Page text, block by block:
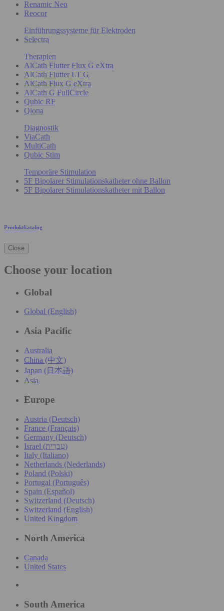
Renamic Neo
Reocor
Einführungssysteme für Elektroden
Selectra
Therapien
AlCath Flutter Flux G eXtra
AlCath Flutter LT G
AlCath Flux G eXtra
AlCath G FullCircle
Qubic RF
Qiona
Diagnostik
ViaCath
MultiCath
Qubic Stim
Temporäre Stimulation
5F Bipolarer Stimulationskatheter ohne Ballon
5F Bipolarer Stimulationskatheter mit Ballon
Produktkatalog
Close
Choose your location
Global
Global (English)
Asia Pacific
Australia
China (中文)
Japan (日本語)
Asia
Europe
Austria (Deutsch)
France (Français)
Germany (Deutsch)
Israel (עִברִית)
Italy (Italiano)
Netherlands (Nederlands)
Poland (Polski)
Portugal (Português)
Spain (Español)
Switzerland (Deutsch)
Switzerland (English)
United Kingdom
North America
Canada
United States
South America